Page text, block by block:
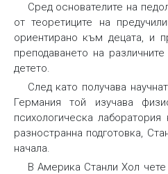
Сред основателите на
от теоретиците на
ориентирано към децата, и
преподаването на
детето.
След като получава
Германия той изучава
психологическа
разностранна подготовка,
начала.
В Америка Станли Хол